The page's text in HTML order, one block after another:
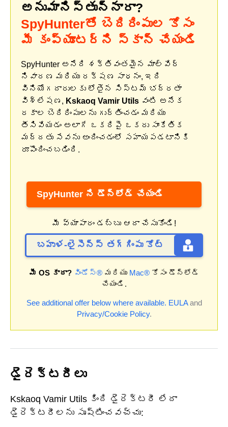
అనుమానిస్తున్నారా?
SpyHunterతో బెదిరింపుల కోసం
మీ కంప్యూటర్‌ని స్కాన్ చేయండి
SpyHunter అనేది శక్తివంతమైన మాల్వేర్
నివారణ మరియు రక్షణ సాధనం, ఇది
వినియోగదారులకు లోతైన సిస్టమ్ భద్రతా
విశ్లేషణ, Kskaoq Vamir Utils వంటి అనేక
రకాల బెదిరింపులను గుర్తించడం మరియు
తీసివేయడం అలాగే ఒకరిపై ఒకరు సాంకేతిక
మద్దతు సేవను అందించడంలో సహాయపడటానికి
రూపొందించబడింది.
SpyHunter ని డౌన్‌లోడ్ చేయండి
మీ వ్యాపారం డబ్బు ఆదా చేసుకోండి!
బహుళ-లైసెన్స్ తగ్గింపు కోట్
మీ OS కాదా? విండోస్®మరియు Mac®కోసం డౌన్‌లోడ్
చేయండి.
See additional offer below where available. EULAand
Privacy/Cookie Policy.
డైరెక్టరీలు
Kskaoq Vamir Utils కింది డైరెక్టరీ లేదా
డైరెక్టరీలను సృష్టించవచ్చు: